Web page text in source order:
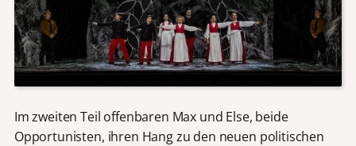
Im zweiten Teil offenbaren Max und Else, beide
Opportunisten, ihren Hang zu den neuen politischen